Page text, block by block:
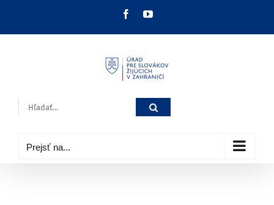
FacebookYouTube
Hľadať:
Prejsť na...